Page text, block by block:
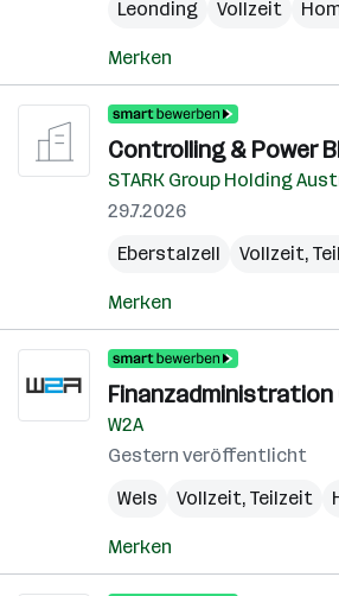
Leonding
Vollzeit
Merken
Controlling & Power
STARK Group Holding
29.7.2026
Eberstalzell
Vollzeit,
Merken
Finanzadministration
W2A
Gestern veröffentlicht
Wels
Vollzeit, Teilzeit
Merken